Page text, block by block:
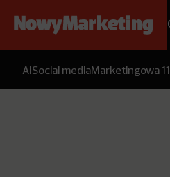
AISocial mediaMarketingowa 11